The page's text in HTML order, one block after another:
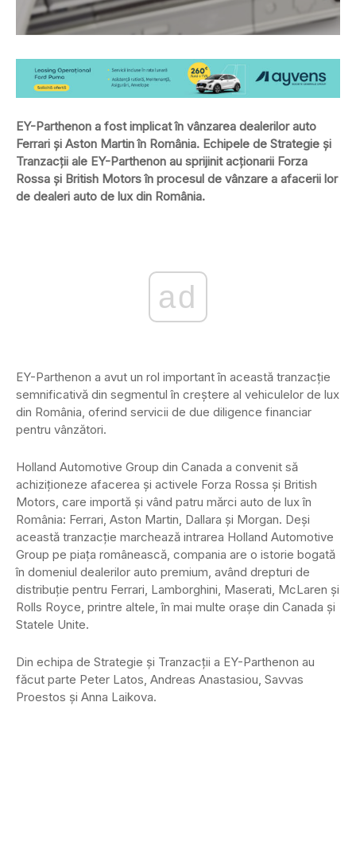
EY-Parthenon a fost implicat în vânzarea dealerilor auto
Ferrari și Aston Martin în România. Echipele de Strategie și
Tranzacții ale EY-Parthenon au sprijinit acționarii Forza
Rossa și British Motors în procesul de vânzare a afacerii lor
de dealeri auto de lux din România.
ad
EY-Parthenon a avut un rol important în această tranzacție
semnificativă din segmentul în creștere al vehiculelor de lux
din România, oferind servicii de due diligence financiar
pentru vânzători.
Holland Automotive Group din Canada a convenit să
achiziționeze afacerea și activele Forza Rossa și British
Motors, care importă și vând patru mărci auto de lux în
România: Ferrari, Aston Martin, Dallara și Morgan. Deși
această tranzacție marchează intrarea Holland Automotive
Group pe piața românească, compania are o istorie bogată
în domeniul dealerilor auto premium, având drepturi de
distribuție pentru Ferrari, Lamborghini, Maserati, McLaren și
Rolls Royce, printre altele, în mai multe orașe din Canada și
Statele Unite.
Din echipa de Strategie și Tranzacții a EY-Parthenon au
făcut parte Peter Latos, Andreas Anastasiou, Savvas
Proestos și Anna Laikova.